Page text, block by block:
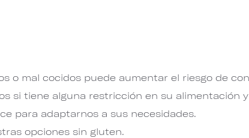
o mal cocidos puede aumentar el riesgo de
si tiene alguna restricción en su alimentación
para adaptarnos a sus necesidades.
opciones sin gluten.